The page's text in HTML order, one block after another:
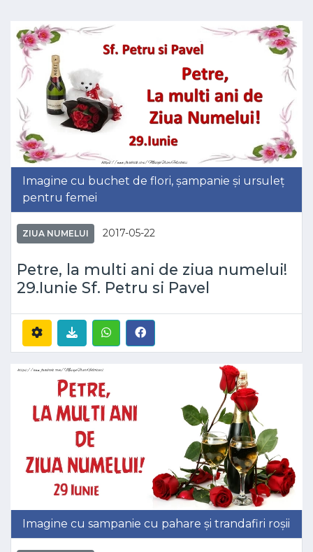
Imagine cu buchet de flori, șampanie și ursuleț
pentru femei
ZIUA NUMELUI 2017-05-22
Petre, la multi ani de ziua numelui!
29.Iunie Sf. Petru si Pavel
Imagine cu sampanie cu pahare și trandafiri roșii